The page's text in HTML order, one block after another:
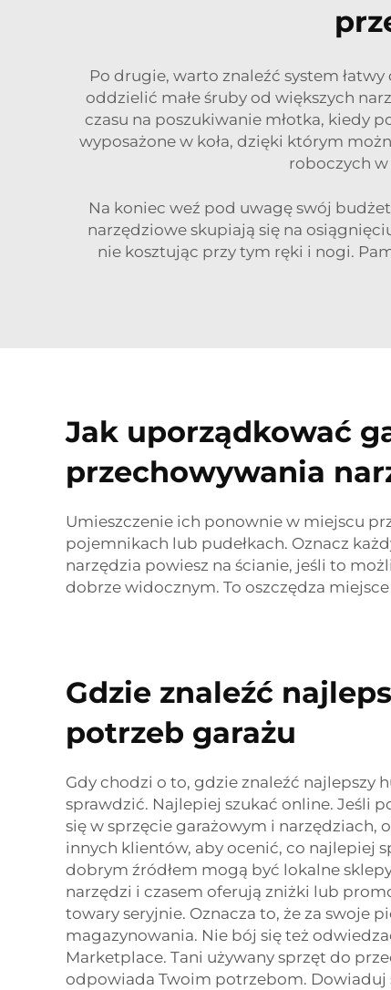
Po drugie, warto znaleźć system
oddzielić małe śruby od większych
czasu na poszukiwanie młotka, kiedy
wyposażone w koła, dzięki którym
roboczych w
Na koniec weź pod uwagę swój
narzędziowe skupiają się na
nie kosztując przy tym ręki i nogi.
Jak uporządkować
przechowywania
Umieszczenie ich ponownie w miejscu
pojemnikach lub pudełkach. Oznacz
narzędzia powiesz na ścianie, jeśli to
dobrze widocznym. To oszczędza
Gdzie znaleźć
potrzeb garażu
Gdy chodzi o to, gdzie znaleźć najlepszy
sprawdzić. Najlepiej szukać online. Jeśli
się w sprzęcie garażowym i narzędziach,
innych klientów, aby ocenić, co najlepiej
dobrym źródłem mogą być lokalne
narzędzi i czasem oferują zniżki lub
towary seryjnie. Oznacza to, że za swoje
magazynowania. Nie bój się też
Marketplace. Tani używany sprzęt do
odpowiada Twoim potrzebom. Dowiaduj